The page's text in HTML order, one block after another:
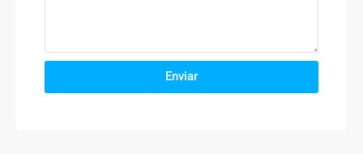
Enviar